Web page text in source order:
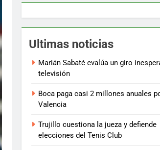
Ultimas noticias
Marián Sabaté evalúa un giro
televisión
Boca paga casi 2 millones anuales
Valencia
Trujillo cuestiona la jueza y defiende
elecciones del Tenis Club